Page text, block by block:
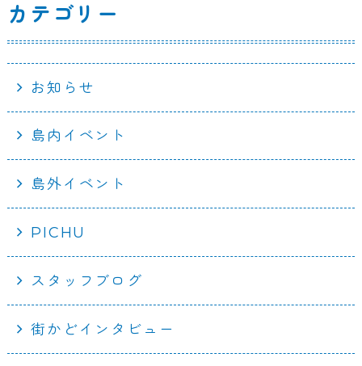
カテゴリー
お知らせ
島内イベント
島外イベント
PICHU
スタッフブログ
街かどインタビュー